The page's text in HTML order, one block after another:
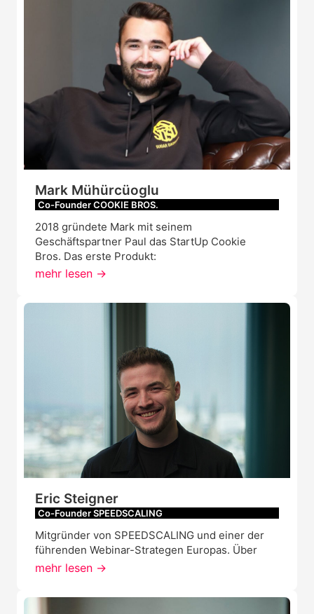
Mark Mühürcüoglu
Co-Founder COOKIE BROS.
2018 gründete Mark mit seinem
Geschäftspartner Paul das StartUp Cookie
Bros. Das erste Produkt:
mehr lesen ->
Eric Steigner
Co-Founder SPEEDSCALING
Mitgründer von SPEEDSCALING und einer der
führenden Webinar-Strategen Europas. Über
mehr lesen ->